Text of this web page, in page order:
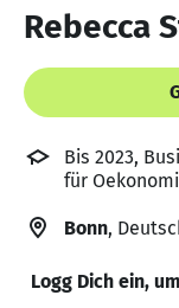
Rebecca
Bis 2023,
für
Bonn,
Logg Dich ein,